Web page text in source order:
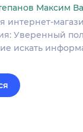
Максим
интернет-
Уверенный
искать